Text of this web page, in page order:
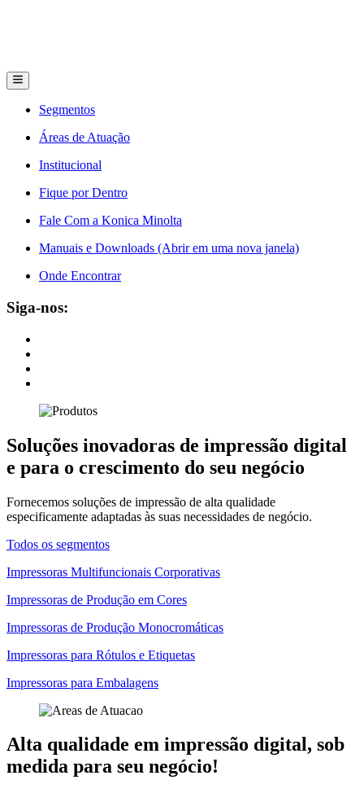
Segmentos
Áreas de Atuação
Institucional
Fique por Dentro
Fale Com a Konica Minolta
Manuais e Downloads (Abrir em uma nova janela)
Onde Encontrar
Siga-nos:
Soluções inovadoras de impressão digital
e para o crescimento do seu negócio
Fornecemos soluções de impressão de alta qualidade
especificamente adaptadas às suas necessidades de negócio.
Todos os segmentos
Impressoras Multifuncionais Corporativas
Impressoras de Produção em Cores
Impressoras de Produção Monocromáticas
Impressoras para Rótulos e Etiquetas
Impressoras para Embalagens
Alta qualidade em impressão digital, sob
medida para seu negócio!